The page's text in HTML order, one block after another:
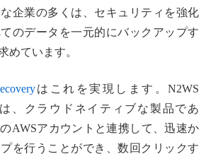
企業の多くは、セキュリティを強化
のデータを一元的にバックアップす
めています。
はこれを実現します。N2WS
は、クラウドネイティブな製品であ
AWSアカウントと連携して、迅速か
を行うことができ、数回クリックす